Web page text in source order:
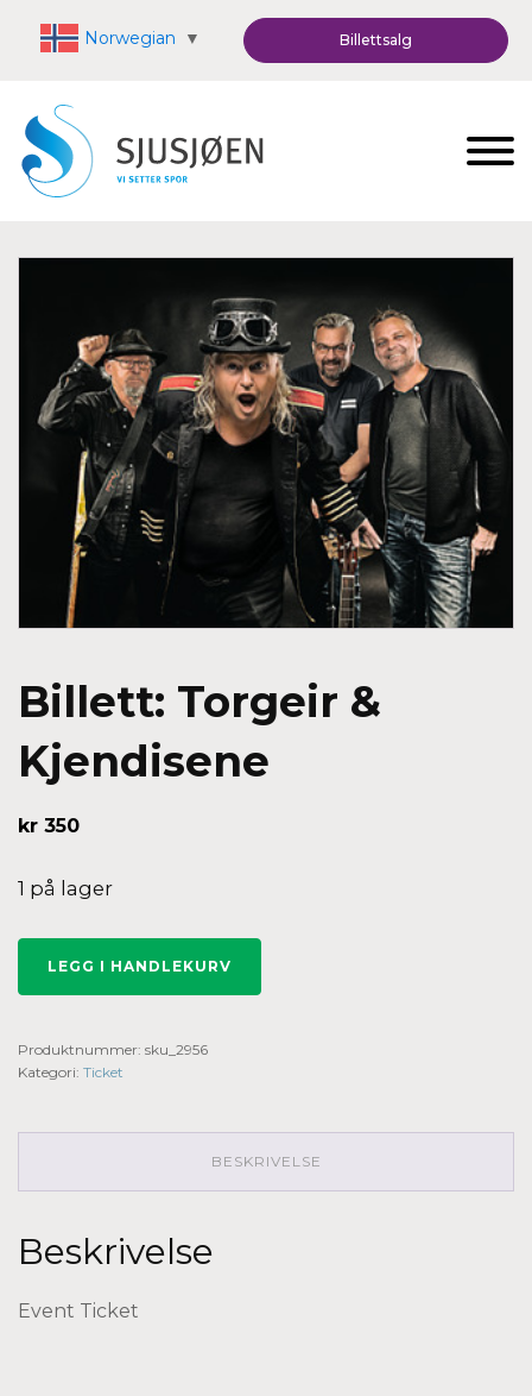
Norwegian ▼ Billettsalg
Billett: Torgeir &
Kjendisene
kr 350
1 på lager
Torgeir
&
LEGG I HANDLEKURV
Produktnummer: sku_2956
Kategori: Ticket
BESKRIVELSE
Beskrivelse
Event Ticket